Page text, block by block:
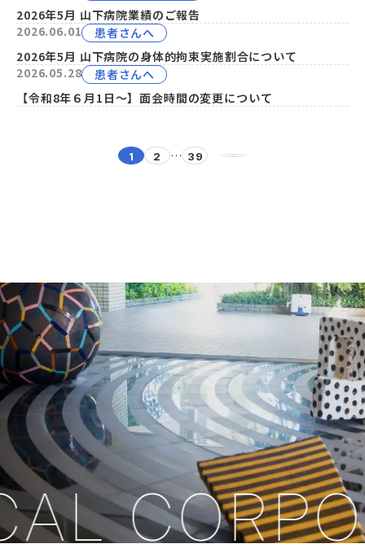
2026年5月 山下病院業績のご報告
2026.06.01
患者さんへ
2026年5月 山下病院の身体的拘束実施割合について
2026.05.28
患者さんへ
【令和8年６月1日～】面会時間の変更について
投
稿
1 2 … 39